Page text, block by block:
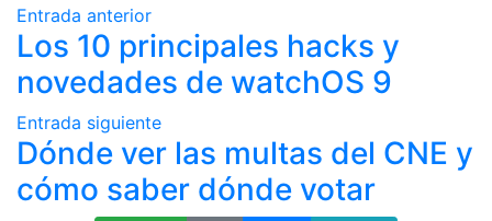
Entrada anterior
Los 10 principales hacks y
novedades de watchOS 9
Entrada siguiente
Dónde ver las multas del CNE y
cómo saber dónde votar